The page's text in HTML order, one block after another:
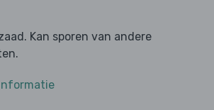
Kan sporen van andere